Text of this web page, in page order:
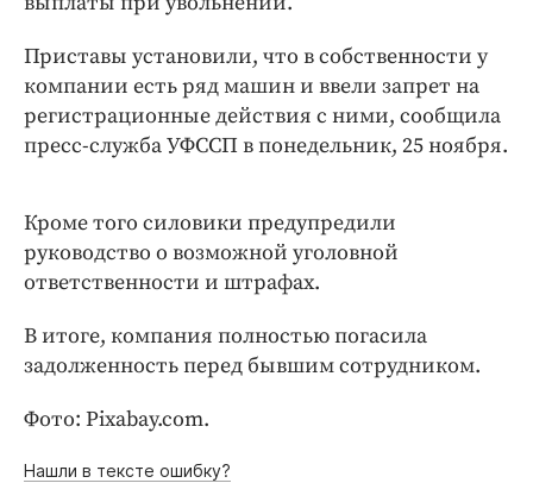
Клиника года
Бренд года
Работодатель года
Приставы установили, что в собственности у
компании есть ряд машин и ввели запрет на
регистрационные действия с ними, сообщила
пресс-служба УФССП в понедельник, 25 ноября.
Кроме того силовики предупредили
руководство о возможной уголовной
ответственности и штрафах.
В итоге, компания полностью погасила
задолженность перед бывшим сотрудником.
Фото: Pixabay.com.
Нашли в тексте ошибку?